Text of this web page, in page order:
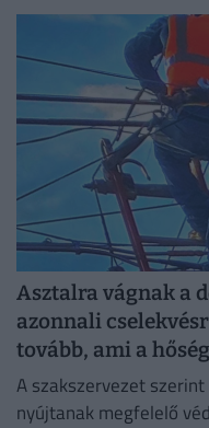
Asztalra vágnak a
azonnali
tovább, ami a
A szakszervezet
nyújtanak megfelelő